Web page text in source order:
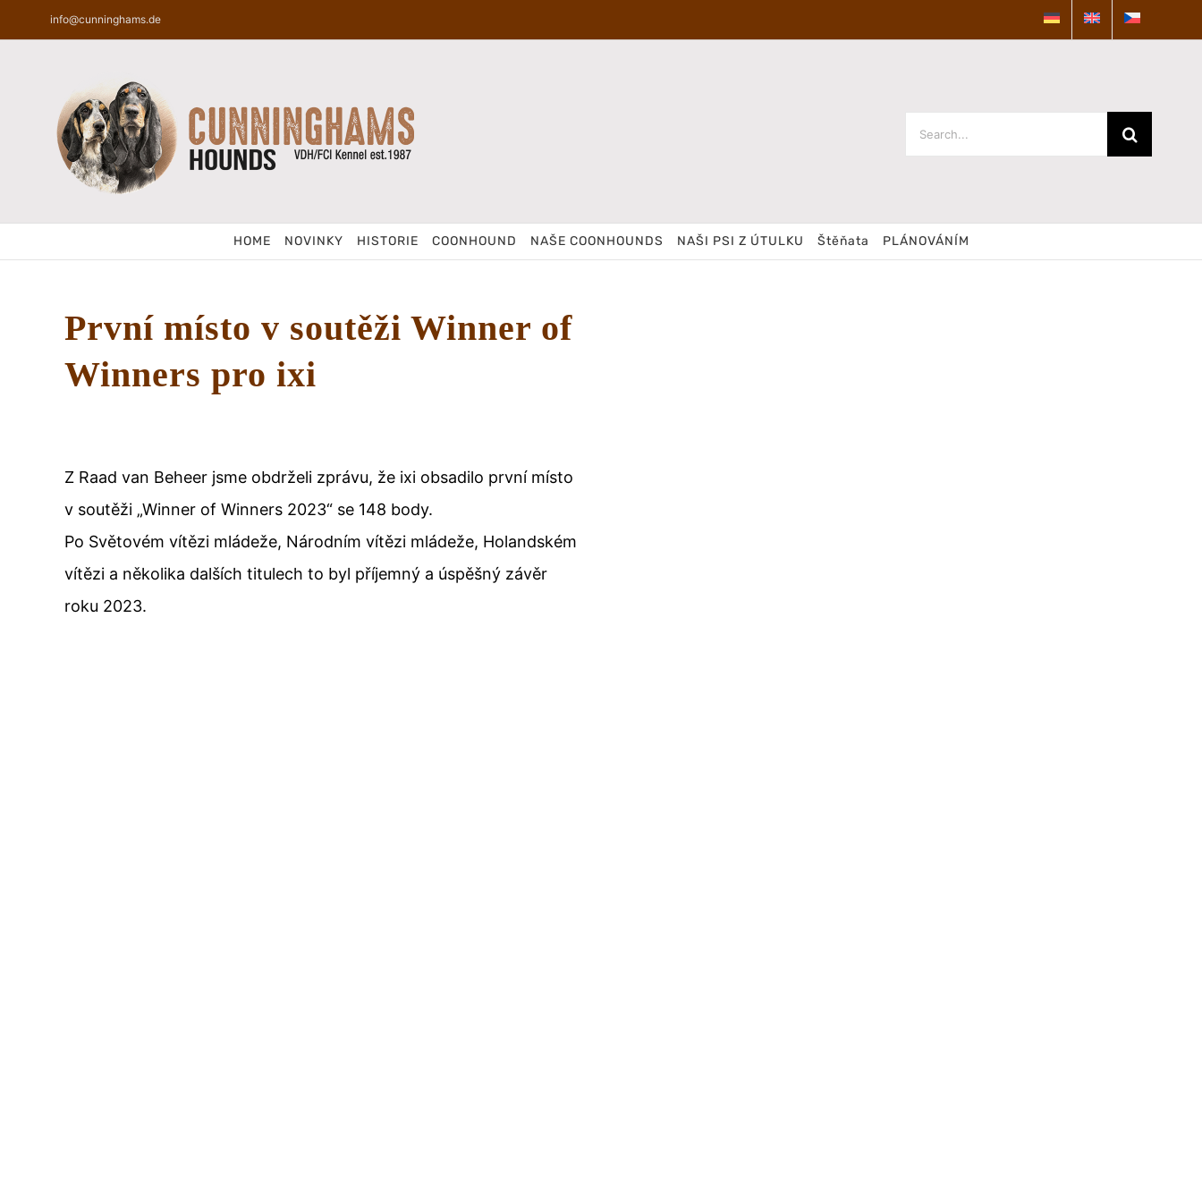
info@cunninghams.de
Search
HOME NOVINKY HISTORIE COONHOUND NAŠE COONHOUNDS NAŠI PSI Z ÚTULKU Štěňata PLÁNOVÁNÍM
První místo v soutěži Winner of
Winners pro ixi
Z Raad van Beheer jsme obdrželi zprávu, že ixi obsadilo první místo
v soutěži „Winner of Winners 2023“ se 148 body.
Po Světovém vítězi mládeže, Národním vítězi mládeže, Holandském
vítězi a několika dalších titulech to byl příjemný a úspěšný závěr
roku 2023.